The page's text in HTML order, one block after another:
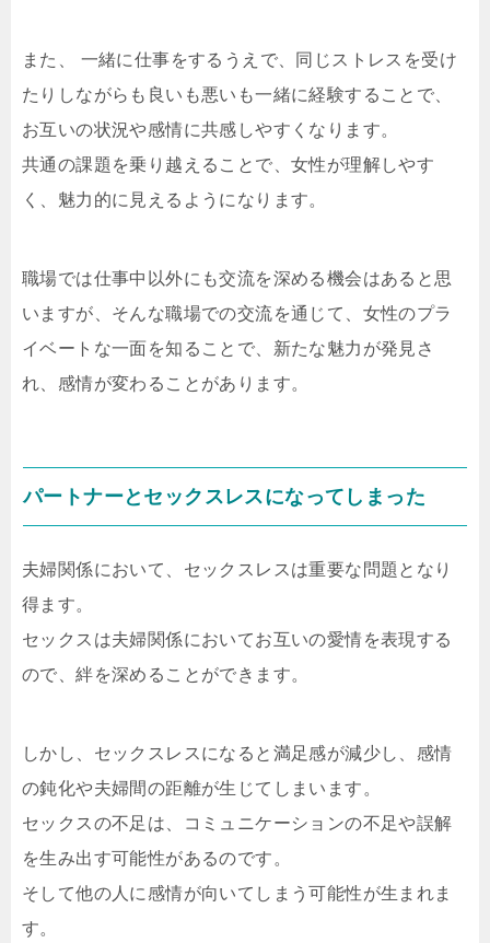
また、 一緒に仕事をするうえで、同じストレスを受け
たりしながらも良いも悪いも一緒に経験することで、
お互いの状況や感情に共感しやすくなります。
共通の課題を乗り越えることで、女性が理解しやす
く、魅力的に見えるようになります。
職場では仕事中以外にも交流を深める機会はあると思
いますが、そんな職場での交流を通じて、女性のプラ
イベートな一面を知ることで、新たな魅力が発見さ
れ、感情が変わることがあります。
パートナーとセックスレスになってしまった
夫婦関係において、セックスレスは重要な問題となり
得ます。
セックスは夫婦関係においてお互いの愛情を表現する
ので、絆を深めることができます。
しかし、セックスレスになると満足感が減少し、感情
の鈍化や夫婦間の距離が生じてしまいます。
セックスの不足は、コミュニケーションの不足や誤解
を生み出す可能性があるのです。
そして他の人に感情が向いてしまう可能性が生まれま
す。